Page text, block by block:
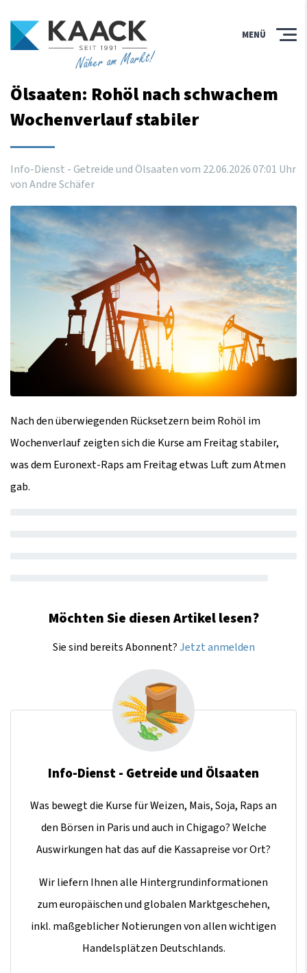
Näher am Markt!
MENÜ
Ölsaaten: Rohöl nach schwachem
Wochenverlauf stabiler
Info-Dienst - Getreide und Ölsaaten vom 22.06.202607:01 Uhr
von Andre Schäfer
Nach den überwiegenden Rücksetzern beim Rohöl im
Wochenverlauf zeigten sich die Kurse am Freitag stabiler,
was dem Euronext-Raps am Freitag etwas Luft zum Atmen
gab.
Möchten Sie diesen Artikel lesen?
Sie sind bereits Abonnent?Jetzt anmelden
Info-Dienst - Getreide und Ölsaaten
Was bewegt die Kurse für Weizen, Mais, Soja, Raps an
den Börsen in Paris und auch in Chigago? Welche
Auswirkungen hat das auf die Kassapreise vor Ort?
Wir liefern Ihnen alle Hintergrundinformationen
zum europäischen und globalen Marktgeschehen,
inkl. maßgeblicher Notierungen von allen wichtigen
Handelsplätzen Deutschlands.